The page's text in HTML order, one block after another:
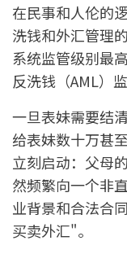
在民事和人伦的
洗钱和外汇管理
系统监管级别最
反洗钱（AML）
一旦表妹需要结
给表妹数十万甚
立刻启动：父母
然频繁向一个非
业背景和合法合
买卖外汇"。